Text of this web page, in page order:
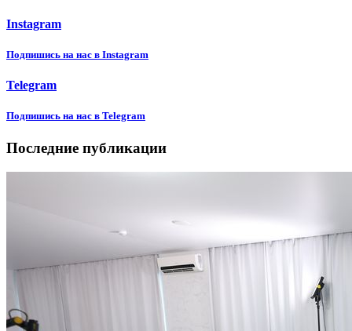
Instagram
Подпишиcь на нас в Instagram
Telegram
Подпишиcь на нас в Telegram
Последние публикации